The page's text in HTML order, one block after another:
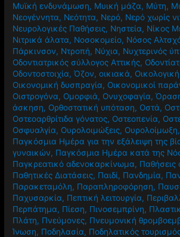
Μυϊκή ενδυνάμωση, Μυική μάζα, Μύτη,
Νεογέννητα, Νεότητα, Νερό, Νερό χωρίς
Νευρολογικές Παθήσεις, Νηστεία, Νίκος
Νιτρικά άλατα, Νοσοκομείο, Νόσος
Πάρκινσον, Ντροπή, Νύχια, Νυχτερινός
Οδοντιατρικός σύλλογος Αττικής,
Οδοντοστοιχία,Όζον,οικιακά,
Οικονομική δυσπραγία, Οικονομικοί
Οιστρογόνα, Ομορφιά, Ονυχοφαγία,
άσκηση, Ορθοστατική υπόταση, Οστά,
Οστεοαρθρίτιδα γόνατος, Οστεοπενία,
Οσφυαλγία, Ουρολοιμώξεις, Ουρολοίμωξη,
Παγκόσμια Ημέρα για την εξάλειψη της
γυναικών, Παγκόσμια Ημέρα κατά της
Παγκρεατικό αδενοκαρκίνωμα, Παθήσεις
Παθητικές Διατάσεις, Παιδί, Πανδημία,
Παρακεταμόλη, Παραπληροφόρηση,
Παχυσαρκία, Πεπτική λειτουργία,
Περπάτημα, Πίεση, Πινοσεμπρίνη,
Πλάτη, Πνεύμονες, Πνευμονική
Ίνωση, Ποδηλασία, Ποδηλατικός